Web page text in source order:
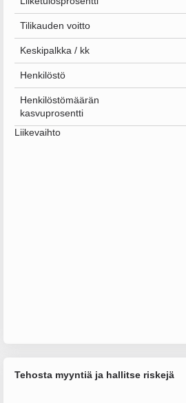
Tilikauden voitto
Keskipalkka / kk
Henkilöstö
Henkilöstömäärän
kasvuprosentti
Liikevaihto
Tehosta myyntiä ja hallitse riskejä